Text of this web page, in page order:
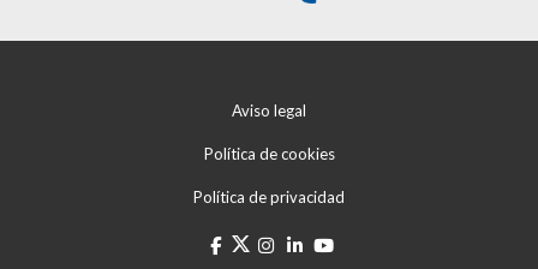
Aviso legal
Política de cookies
Política de privacidad